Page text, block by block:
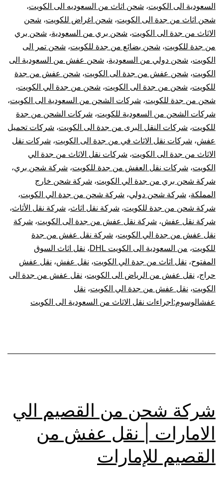
من
جدة
السعودية الى الكويت، شحن اثاث من السعوديه الى الكويت،
شحن اثاث من جدة الى الكويت، شحن اغراض للكويت، شحن
الاثاث من جدة الى الكويت، شحن بري من السعودية، شحن بري
من جدة للكويت، شحن بضائع من جدة للكويت، شحن تمر الى
الكويت، شحن دولي من السعودية، شحن عفش من السعودية الى
الكويت، شحن عفش من جدة الى الكويت، شحن عفش من جدة
للكويت، شحن من جدة الى الكويت، شحن من جدة الي الكويت،
شحن من جدة للكويت، شركات الشحن من السعودية الى الكويت،
شركات الشحن من السعودية للكويت، شركات الشحن من جدة
للكويت، شركات النقل البرى من جدة الى الكويت، شركات تحميل
عفش، شركات نقل الاثاث في من جدة الى الكويت، شركات نقل
الاثاث من جدة الى الكويت، شركات نقل الاثاث من جدة الي
الكويت، شركات نقل العفش من جدة للكويت، شركة شحن بري،
شركة شحن بري من جدة الي الكويت، شركة شحن خارج
المملكة، شركة شحن دولي، شركة شحن من جدة الي الكويت،
شركة شحن من جدة للكويت، شركة نقل اثاث، شركة نقل الأثاث،
شركة نقل عفش، شركة نقل عفش من جدة الى الكويت، شركة
نقل عفش من جدة الي الكويت، شركة نقل عفش من جدة
للكويت، من السعودية الى الكويت DHL ، نقل اثاث السوق
المفتوح، نقل اثاث من جدة الي الكويت، نقل عفش، نقل عفش
حراج، نقل عفش من الرياض الى الكويت، نقل عفش من جدة الى
الكويت، نقل عفش من جدة الي الكويت، نقل
عفشالوسوم:اجراءات نقل الاثاث من السعودية الى الكويت
شركة شحن من القصيم الي
الامارات | نقل عفش من
القصيم للإمارات